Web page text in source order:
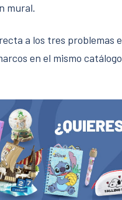
mural.
a los tres
en el mismo